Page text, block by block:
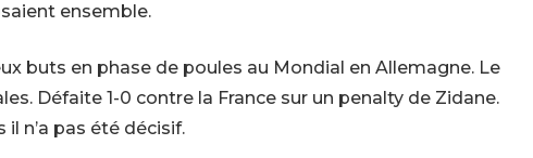
ensemble.
buts en phase de poules au Mondial en Allemagne. Le
Défaite 1-0 contre la France sur un penalty de Zidane.
n’a pas été décisif.